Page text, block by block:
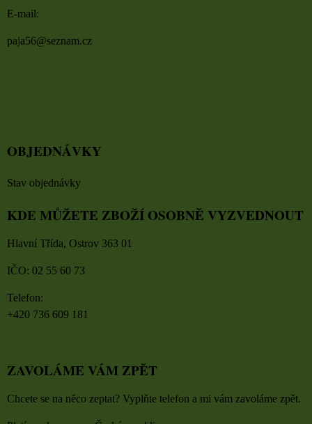
E-mail:
paja56@seznam.cz
OBJEDNÁVKY
Stav objednávky
KDE MŮŽETE ZBOŽÍ OSOBNĚ VYZVEDNOUT
Hlavní Třída, Ostrov 363 01
IČO: 02 55 60 73
Telefon:
+420 736 609 181
ZAVOLÁME VÁM ZPĚT
Chcete se na něco zeptat? Vyplňte telefon a mi vám zavoláme zpět.